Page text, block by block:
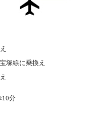
塚線に乗換え
10分